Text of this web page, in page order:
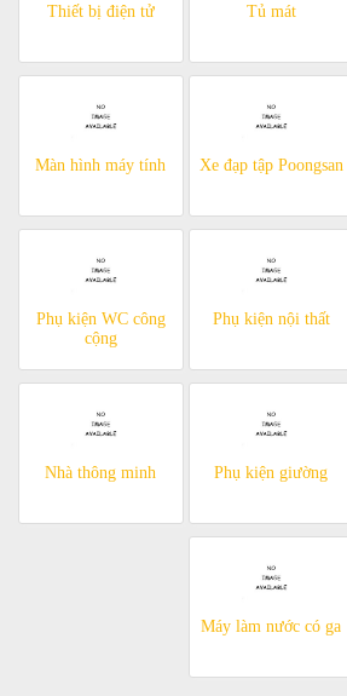
Thiết bị điện tử Tủ mát
Màn hình máy tính Xe đạp tập Poongsan
Phụ kiện WC công
cộng
Phụ kiện nội thất
Nhà thông minh Phụ kiện giường
Máy làm nước có ga